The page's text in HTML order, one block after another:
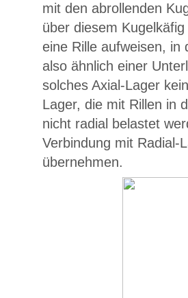
mit den abrollenden
über diesem
eine Rille aufweisen, in
also ähnlich einer
solches Axial-Lager
Lager, die mit Rillen in
nicht radial belastet
Verbindung mit Radial-
übernehmen.